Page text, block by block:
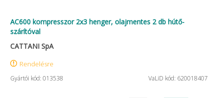
AC600 kompresszor 2x3 henger, olajmentes 2 db hútő-
szárítóval
CATTANI SpA
Rendelésre
Gyártói kód: 013538 VaLiD kód: 620018407